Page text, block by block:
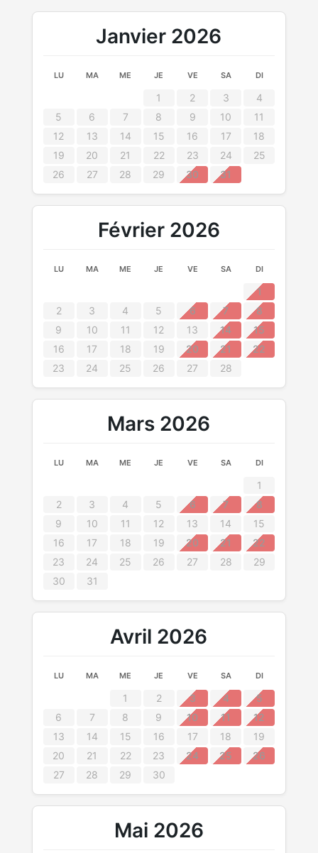
Janvier 2026
LU MA ME JE VE SA DI
1 2 3
4
5
6 7 8 9 10
11
12
13 14 15 16 17
18
19
20 21 22 23 24
25
26
27 28 29 30 31
Février 2026
LU MA ME JE VE SA DI
1
2
3 4 5 6 7
8
9
10 11 12 13 14
15
16
17 18 19 20 21
22
23
24 25 26 27 28
Mars 2026
LU MA ME JE VE SA DI
1
2
3 4 5 6 7
8
9
10 11 12 13 14
15
16
17 18 19 20 21
22
23
24 25 26 27 28
29
30
31
Avril 2026
LU MA ME JE VE SA DI
1 2 3 4
5
6
7 8 9 10 11
12
13
14 15 16 17 18
19
20
21 22 23 24 25
26
27
28 29 30
Mai 2026